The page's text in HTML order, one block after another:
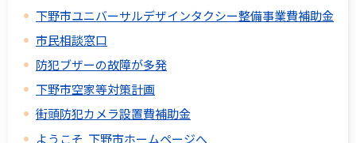
下野市ユニバーサルデザインタクシー整備事業費補助金
市民相談窓口
防犯ブザーの故障が多発
下野市空家等対策計画
街頭防犯カメラ設置費補助金
ようこそ 下野市ホームページへ